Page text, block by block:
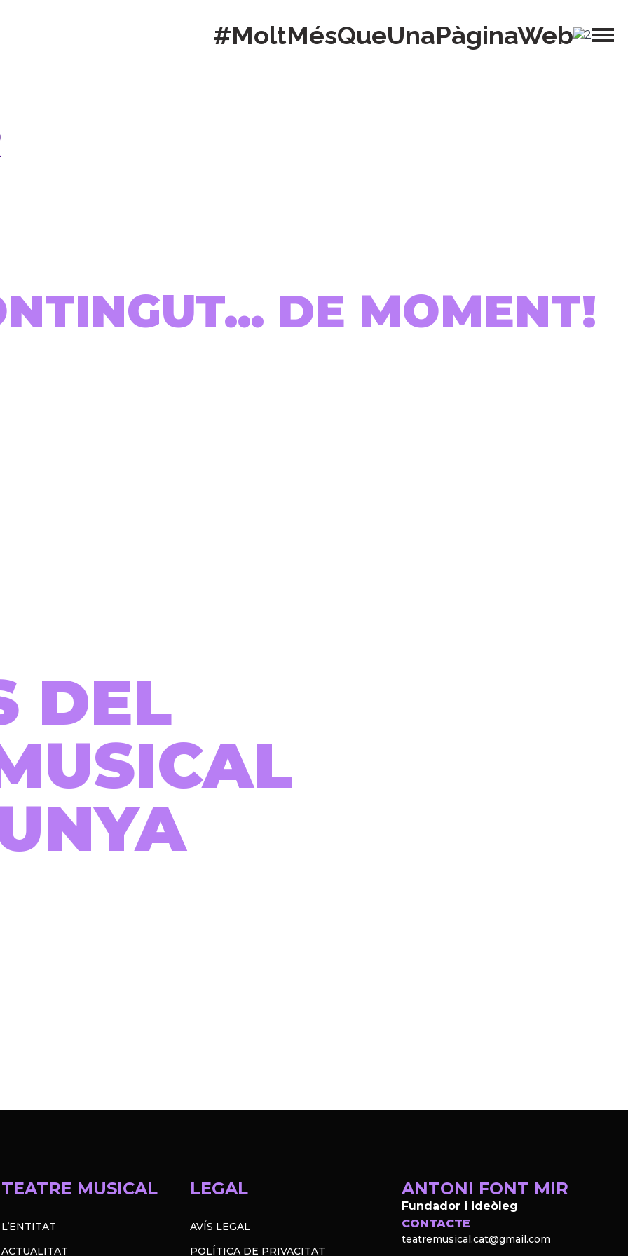
#MoltMésQueUnaPàginaWeb
DE MOMENT!
DEL
TEATRE MUSICAL
L’ENTITAT
ACTUALITAT
LEGAL
AVÍS LEGAL
POLÍTICA DE PRIVACITAT
ANTONI FONT MIR
Fundador i ideòleg
CONTACTE
teatremusical.cat@gmail.com